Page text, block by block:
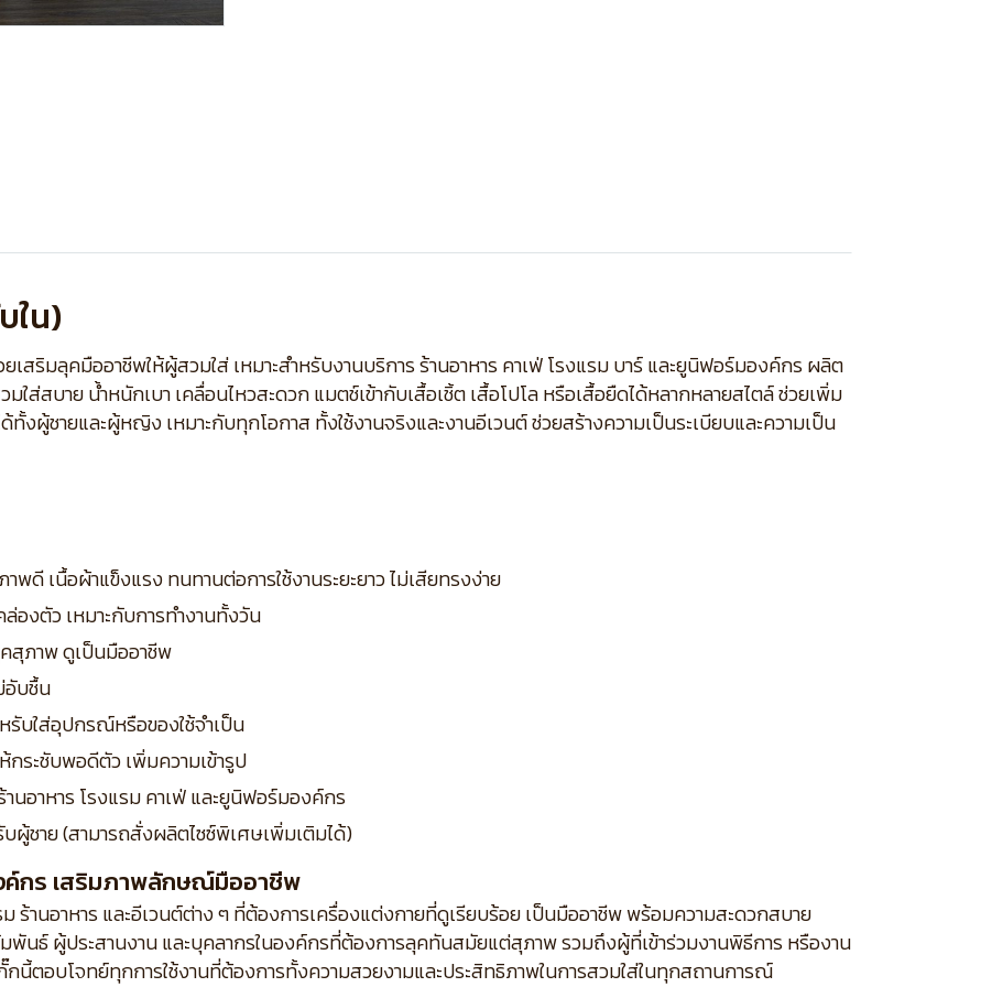
ใน)
เสริมลุคมืออาชีพให้ผู้สวมใส่ เหมาะสำหรับงานบริการ ร้านอาหาร คาเฟ่ โรงแรม บาร์ และยูนิฟอร์มองค์กร ผลิต
ส่สบาย น้ำหนักเบา เคลื่อนไหวสะดวก แมตช์เข้ากับเสื้อเชิ้ต เสื้อโปโล หรือเสื้อยืดได้หลากหลายสไตล์ ช่วยเพิ่ม
ผู้ชายและผู้หญิง เหมาะกับทุกโอกาส ทั้งใช้งานจริงและงานอีเวนต์ ช่วยสร้างความเป็นระเบียบและความเป็น
ดี เนื้อผ้าแข็งแรง ทนทานต่อการใช้งานระยะยาว ไม่เสียทรงง่าย
องตัว เหมาะกับการทำงานทั้งวัน
คสุภาพ ดูเป็นมืออาชีพ
อับชื้น
หรับใส่อุปกรณ์หรือของใช้จำเป็น
กระชับพอดีตัว เพิ่มความเข้ารูป
นอาหาร โรงแรม คาเฟ่ และยูนิฟอร์มองค์กร
ชาย (สามารถสั่งผลิตไซซ์พิเศษเพิ่มเติมได้)
ค์กร เสริมภาพลักษณ์มืออาชีพ
านอาหาร และอีเวนต์ต่าง ๆ ที่ต้องการเครื่องแต่งกายที่ดูเรียบร้อย เป็นมืออาชีพ พร้อมความสะดวกสบาย
พันธ์ ผู้ประสานงาน และบุคลากรในองค์กรที่ต้องการลุคทันสมัยแต่สุภาพ รวมถึงผู้ที่เข้าร่วมงานพิธีการ หรืองาน
ตอบโจทย์ทุกการใช้งานที่ต้องการทั้งความสวยงามและประสิทธิภาพในการสวมใส่ในทุกสถานการณ์